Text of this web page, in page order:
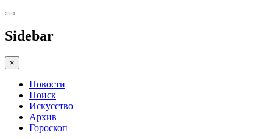
Sidebar
×
Новости
Поиск
Искусство
Архив
Гороскоп